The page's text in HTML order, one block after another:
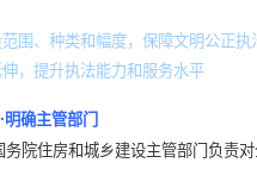
围、种类和幅度，保障文明公正执
，提升执法能力和服务水平
明确主管部门
务院住房和城乡建设主管部门负责